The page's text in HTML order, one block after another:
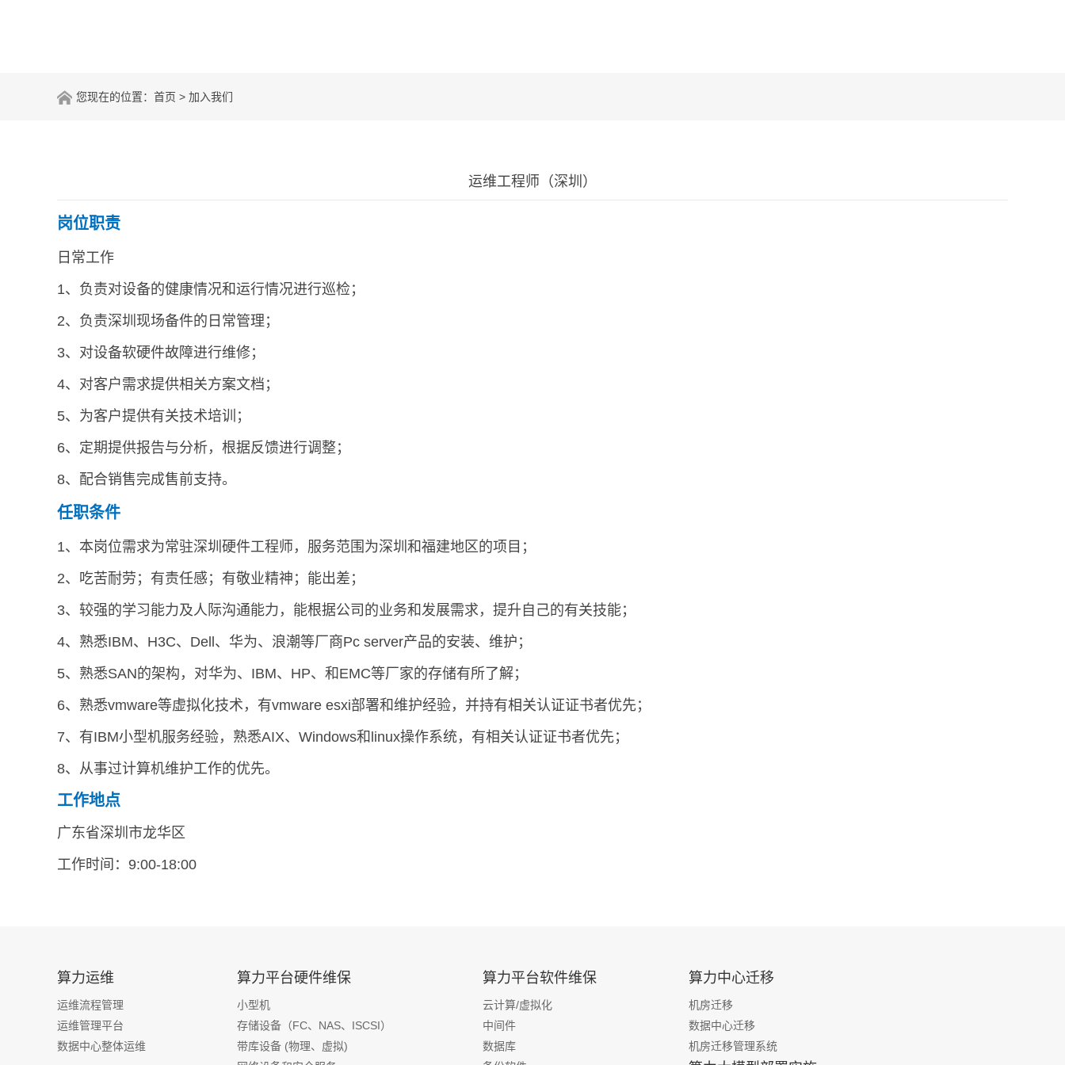
您现在的位置： 首页 > 加入我们
运维工程师（深圳）
岗位职责
日常工作
1、负责对设备的健康情况和运行情况进行巡检；
2、负责深圳现场备件的日常管理；
3、对设备软硬件故障进行维修；
4、对客户需求提供相关方案文档；
5、为客户提供有关技术培训；
6、定期提供报告与分析，根据反馈进行调整；
8、配合销售完成售前支持。
任职条件
1、本岗位需求为常驻深圳硬件工程师，服务范围为深圳和福建地区的项目；
2、吃苦耐劳；有责任感；有敬业精神；能出差；
3、较强的学习能力及人际沟通能力，能根据公司的业务和发展需求，提升自己的有关技能；
4、熟悉IBM、H3C、Dell、华为、浪潮等厂商Pc server产品的安装、维护；
5、熟悉SAN的架构，对华为、IBM、HP、和EMC等厂家的存储有所了解；
6、熟悉vmware等虚拟化技术，有vmware esxi部署和维护经验，并持有相关认证证书者优先；
7、有IBM小型机服务经验，熟悉AIX、Windows和linux操作系统，有相关认证证书者优先；
8、从事过计算机维护工作的优先。
工作地点
广东省深圳市龙华区
工作时间：9:00-18:00
算力运维
运维流程管理
运维管理平台
数据中心整体运维
算力平台硬件维保
小型机
存储设备（FC、NAS、ISCSI）
带库设备 (物理、虚拟)
算力平台软件维保
云计算/虚拟化
中间件
数据库
算力中心迁移
机房迁移
数据中心迁移
机房迁移管理系统